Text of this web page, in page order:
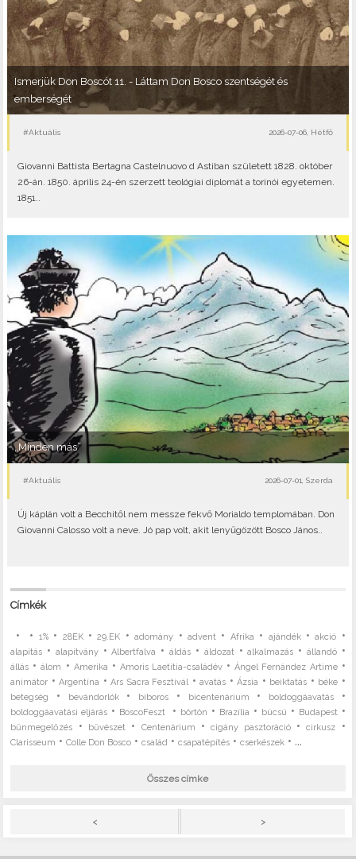
Ismerjük Don Boscót 11. - Láttam Don Bosco szentségét és
emberségét
#Aktuális 2026-07-06, Hétfő
Giovanni Battista Bertagna Castelnuovo d Astiban született 1828. október
26-án. 1850. április 24-én szerzett teológiai diplomát a torinói egyetemen.
1851..
„Minden más”
#Aktuális 2026-07-01, Szerda
Új káplán volt a Becchitől nem messze fekvő Morialdo templomában. Don
Giovanni Calosso volt a neve. Jó pap volt, akit lenyűgözött Bosco János..
Címkék
• • 1%• 28EK•29.EK •adomány •advent • Afrika • ajándék•akció •
alapítás • alapítvány•Albertfalva •áldás • áldozat •alkalmazás • állandó•
állás •álom • Amerika • Amoris Laetitia-családév •Ángel Fernández Artime•
animátor •Argentína •Ars Sacra Fesztivál •avatás •Ázsia • beiktatás • béke •
betegség • bevándorlók• bíboros • bicentenárium • boldoggáavatás•
boldoggáavatási eljárás • BoscoFeszt • börtön • Brazília • búcsú • Budapest •
bűnmegelőzés • bűvészet • Centenárium •cigány pasztoráció•cirkusz •
Clarisseum •Colle Don Bosco •család •csapatépítés •cserkészek • ...
Összes címke
< >